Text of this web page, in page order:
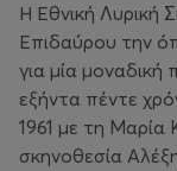
Η Εθνική Λυρική
Επιδαύρου την
για μία
εξήντα πέντε
1961 με τη
σκηνοθεσία